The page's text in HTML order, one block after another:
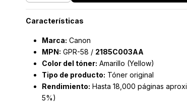
Características
Marca: Canon
MPN: GPR-58 / 2185C003AA
Color del tóner: Amarillo (Yellow)
Tipo de producto: Tóner original
Rendimiento: Hasta 18,000 páginas
5%)